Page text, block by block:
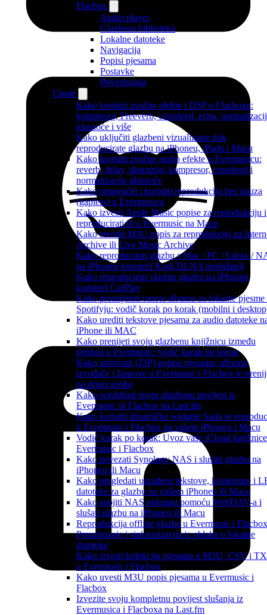
Flacbox
Audio player
Glazbena biblioteka
Lokalne datoteke
Navigacija
Popisi pjesama
Postavke
Povezivanja
Upute
Kako koristiti zvučne efekte i DSP u Flacboxu:
kompresor, Freeverb, crossfeed, echo,
glasnoće i više
Kako uključiti glazbeni vizualizator dok
reproducirate glazbu na iPhoneu, iPadu i Macu
Kako koristiti zvučne audio efekte u Evermusicu:
reverb, delay, distorziju, kompresor, crossfeed i
normalizaciju glasnoće
Kako omogućiti i koristiti reprodukciju bez pauza
(gapless) u Evermusicu
Kako izvesti Apple Music popise za reprodukciju i
reproducirati ih u Evermusic na Macu
Kako stvoriti M3U popis za reprodukciju za
Archive ili Live Music Archive
Kako reproducirati glazbu s Mac / PC / Linux /
na iPhoneu koristeći Kodi DLNA poslužitelj
Kako reproducirati vlastitu glazbu na iPhoneu
koristeći CarPlay
Kako promijeniti omote albuma za lokalne pjesme
Spotifyju: vodič korak po korak (mobilni i
Kako urediti tekstove pjesama za audio datoteke
iPhone ili MAC
Kako prenijeti svoju glazbenu knjižnicu između
uređaja u Evermusic: vodič korak po korak
Kako arhivirati (ZIP) popise pjesama, albume,
izvođače i žanrove u Evermusic i Flacbox te
na drugi uređaj
Kako scrobblati svoju glazbenu povijest iz
Evermusic ili Flacbox na Last.fm
Kako koristiti dinamičke widgete Sada se
u Evermusic i Flacbox na vašem iPhoneu i Macu
Vodič korak po korak: Uvoz vaše iCloud
Evermusic i Flacbox
Kako povezati Synology NAS i slušati glazbu na
iPhoneu ili Macu
Kako pregledati ugrađene tekstove, komentare i
datoteke za glazbu na vašem iPhoneu ili Macu
Kako spojiti NAS pohranu pomoću WebDAV-a i
slušati glazbu na iPhoneu ili Macu
Reprodukcija offline glazbe u Evermusic i
Preuzimanje i sinkronizacija iz oblaka u lokalne
datoteke
Kako izvesti kolekciju pjesama u M3U, CSV i
u Evermusic i Flacbox
Kako uvesti M3U popis pjesama u Evermusic i
Flacbox
Izvezite svoju kompletnu povijest slušanja iz
Evermusica i Flacboxa na Last.fm